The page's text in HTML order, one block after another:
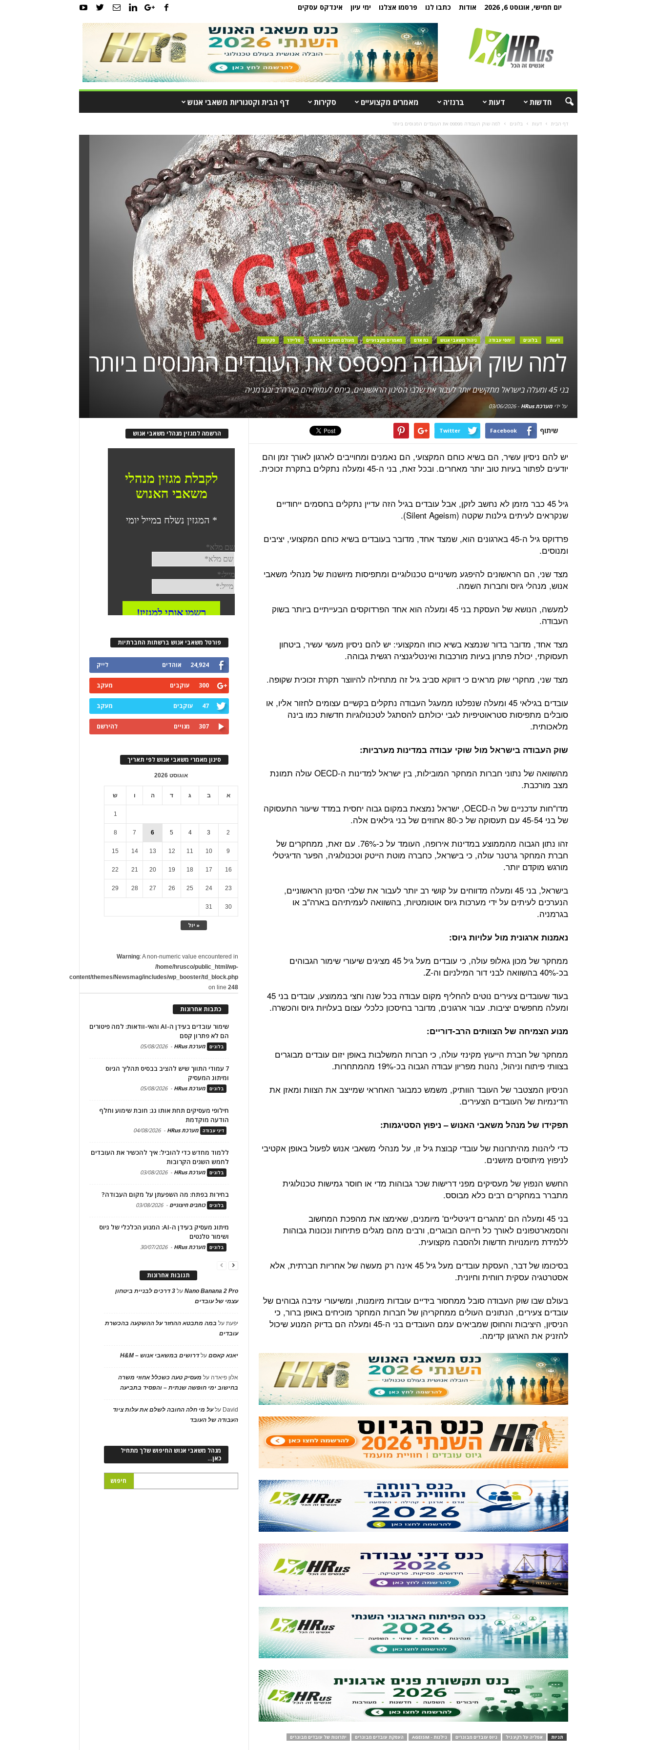
יום חמישי, אוגוסט 6, 2026 אודות כתבו לנו פרסמו אצלנו ימי עיון אינדקס עסקים
חדשות דעות ברנז'ה מאמרים מקצועיים סקירות דף הבית וקטגוריות משאבי אנוש
דף הבית דעות בלוגים למה שוק העבודה מפספס את העובדים המנוסים ביותר
דעות בלוגים יחסי עבודה ניהול משאבי אנוש כח אדם מאמרים מקצועיים מעולם משאבי האנוש סליידר סקירות
למה שוק העבודה מפספס את העובדים המנוסים ביותר
בני 45 ומעלה בישראל מתקשים יותר לעבור את שלבי הסינון הראשוניים, ביחס לעמיתיהם בארה"ב ובגרמניה
על ידימערכת HRus -
03/06/2026
שיתוף Facebook
Twitter
יש להם ניסיון עשיר, הם בשיא כוחם המקצועי, הם נאמנים ומחוייבים לארגון לאורך זמן והם
יודעים לפתור בעיות טוב יותר מאחרים. ובכל זאת, בני ה-45 ומעלה נתקלים בתקרת זכוכית.
גיל 45 כבר מזמן לא נחשב לזקן, אבל עובדים בגיל הזה עדיין נתקלים בחסמים ייחודיים
שנקראים לעיתים גילנות שקטה (Silent Ageism).
פרדוקס גיל ה-45 בארגונים הוא, שמצד אחד, מדובר בעובדים בשיא כוחם המקצועי, יציבים
ומנוסים.
מצד שני, הם הראשונים להיפגע משינויים טכנולוגיים ומתפיסות מיושנות של מנהלי משאבי
אנוש, מנהלי גיוס וחברות השמה.
למעשה, הנושא של העסקת בני 45 ומעלה הוא אחד הפרדוקסים הבעייתיים ביותר בשוק
העבודה.
מצד אחד, מדובר בדור שנמצא בשיא כוחו המקצועי: יש להם ניסיון מעשי עשיר, ביטחון
תעסוקתי, יכולת פתרון בעיות מורכבות ואינטליגנציה רגשית גבוהה.
מצד שני, מחקרי שוק מראים כי דווקא סביב גיל זה מתחילה להיווצר תקרת זכוכית שקופה.
עובדים בגילאי 45 ומעלה שנפלטו ממעגל העבודה נתקלים בקשיים עצומים לחזור אליו, או
סובלים מתפיסות סטראוטיפיות לגבי יכולתם להסתגל לטכנולוגיות חדשות כמו בינה
מלאכותית.
שוק העבודה בישראל מול שוקי עבודה במדינות מערביות:
מהשוואה של נתוני חברות המחקר המובילות, בין ישראל למדינות ה-OECD עולה תמונת
מצב מורכבת.
מדו"חות עדכניים של ה-OECD, ישראל נמצאת במקום גבוה יחסית במדד שיעור התעסוקה
של בני 45-54 עם תעסוקה של כ-80 אחוזים של בני גילאים אלה.
זהו נתון הגבוה מהממוצע במדינות אירופה, העומד על כ-76%. עם זאת, ממחקרים של
חברת המחקר גרטנר עולה, כי בישראל, כחברה מוטת הייטק וטכנולוגיה, הפער הדיגיטלי
מורגש מוקדם יותר.
בישראל, בני 45 ומעלה מדווחים על קושי רב יותר לעבור את שלבי הסינון הראשוניים,
הנערכים לעיתים על ידי מערכות גיוס אוטומטיות, בהשוואה לעמיתיהם בארה"ב או
בגרמניה.
נאמנות ארגונית מול עלויות גיוס:
ממחקר של מכון גאלופ עולה, כי עובדים מעל גיל 45 מציגים שיעורי שימור הגבוהים
בכ-40% בהשוואה לבני דור המילניום וה-Z.
בעוד שעובדים צעירים נוטים להחליף מקום עבודה בכל שנה וחצי בממוצע, עובדים בני 45
ומעלה מחפשים יציבות. עבור ארגונים, מדובר בחיסכון כלכלי עצום בעלויות גיוס והכשרה.
מנוע הצמיחה של הצוותים הרב-דוריים:
ממחקר של חברת הייעוץ מקינזי עולה, כי חברות המשלבות באופן יזום עובדים מבוגרים
בצוותי פיתוח וניהול, נהנות מפריון עבודה הגבוה בכ-19% מהמתחרות.
הניסיון המצטבר של העובד הוותיק, משמש כמבוגר האחראי שמייצב את הצוות ומאזן את
הדינמיות של העובדים הצעירים.
תפקידו של מנהל משאבי האנוש – ניפוץ הסטיגמות:
כדי ליהנות מהיתרונות של עובדי קבוצת גיל זו, על מנהלי משאבי אנוש לפעול באופן אקטיבי
לניפוץ מיתוסים מיושנים.
החשש הנפוץ של מעסיקים מפני דרישות שכר גבוהות מדי או חוסר גמישות טכנולוגית
מתברר במחקרים רבים כלא מבוסס.
בני 45 ומעלה הם 'מהגרים דיגיטליים' מיומנים, שאימצו את מהפכת המחשוב
והסמארטפונים לאורך כל חייהם הבוגרים, ורבים מהם מגלים פתיחות ונכונות גבוהות
ללמידת מיומנויות חדשות ולהסבה מקצועית.
בסיכומו של דבר, העסקת עובדים מעל גיל 45 אינה רק מעשה של אחריות חברתית, אלא
אסטרטגיה עסקית רווחית וחיונית.
בעולם שבו שוק העבודה סובל ממחסור בידיים עובדות מיומנות, ומשיעורי עזיבה גבוהים של
עובדים צעירים, הנתונים העולים ממחקריהן של חברות המחקר מוכיחים באופן ברור, כי
הניסיון, היציבות והחוסן שמביאים עמם העובדים בני ה-45 ומעלה הם בדיוק המנוע שיכול
להזניק את הארגון קדימה.
תגיות אפליה על רקע גיל גיוס עובדים מבוגרים גילנות - AGEISM העסקת עובדים מבוגרים יתרונות של עובדים מבוגרים
הרשמה למגזין מנהלי משאבי אנוש
פורטל משאבי אנוש ברשתות החברתיות
24,924 אוהדים לייק
300 עוקבים מעקב
47 עוקבים מעקב
307 מנויים להירשם
סינון מאמרי משאבי אנוש לפי תאריך
אוגוסט 2026
א ב ג ד ה ו ש
« יול
1
2
3
4
5
6
7
8
9
10
11
12
13
14
15
16
17
18
19
20
21
22
23
24
25
26
27
28
29
30
31
Warning: A non-numeric value encountered in
/home/hrusco/public_html/wp-
content/themes/Newsmag/includes/wp_booster/td_block.php
on line248
כתבות אחרונות
שימור עובדים בעידן ה-AI והאי-וודאות: למה פיטורים
הם לא פתרון קסם
בלוגים מערכת HRus -
05/08/2026
7 עמודי התווך שיש להציב בבסיס תהליך הגיוס
ומיתוג המעסיק
בלוגים מערכת HRus -
05/08/2026
חילופי מעסיקים תחת אותו גג: חובת שימוע וחלף
הודעה מוקדמת
דיני עבודה מערכת HRus -
04/08/2026
ללמוד מחדש כדי להוביל: איך להכשיר את העובדים
לחמש השנים הקרובות
בלוגים מערכת HRus -
03/08/2026
בחירות בפתח: מה השפעתן על מקום העבודה?
בלוגים כותבים חיצוניים -
03/08/2026
מיתוג מעסיק בעידן ה-AI: המנוע הכלכלי של גיוס
ושימור טלנטים
בלוגים מערכת HRus -
30/07/2026
תגובות אחרונות
Nano Banana 2 Proעל
3 דרכים לבניית ביטחון
עצמי של עובדים
יפעתעל במה מתבטא ההחזר על ההשקעה בהכשרת
עובדים
יאנא קאסםעלדרושים במשאבי אנוש – H&M
אלון פיאדה על מעסיק טעה כשכלל אחוזי משרה
בחישוב ימי חופשה שנתית – והפסיד בתביעה
David עלעל מי חלה החובה לשלם את עלות ציוד
העבודה של העובד
מנהל משאבי אנוש החיפוש שלך מתחיל
כאן…